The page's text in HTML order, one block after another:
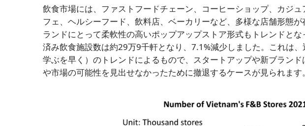
飲食市場には、ファストフードチェーン、コーヒーショップ、カジ
フェ、ヘルシーフード、飲料店、ベーカリーなど、多様な店舗形態
ランドにとって柔軟性の高いポップアップストア形式もトレンドと
済み飲食施設数は約29万9千軒となり、7.1%減少しました。これは、
学ぶを早く）のトレンドによるもので、スタートアップや新ブラン
や市場の可能性を見出せなかったために撤退するケースが見られます。